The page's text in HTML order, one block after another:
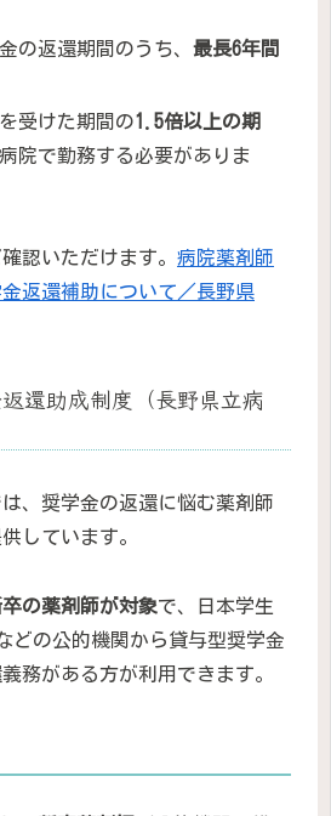
の返還期間のうち、最長6年間
受けた期間の1.5倍以上の期
院で勤務する必要がありま
認いただけます。 病院薬剤師
返還補助について／長野県
還助成制度（長野県立病
、奨学金の返還に悩む薬剤師
しています。
の薬剤師が対象で、日本学生
どの公的機関から貸与型奨学金
務がある方が利用できます。